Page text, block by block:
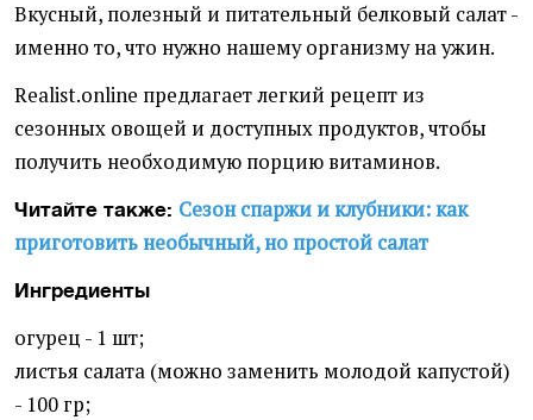
Вкусный, полезный и питательный белковый салат -
именно то, что нужно нашему организму на ужин.
Realist.online предлагает легкий рецепт из
сезонных овощей и доступных продуктов, чтобы
получить необходимую порцию витаминов.
Читайте также: Сезон спаржи и клубники: как
приготовить необычный, но простой салат
Ингредиенты
огурец - 1 шт;
листья салата (можно заменить молодой капустой)
- 100 гр;